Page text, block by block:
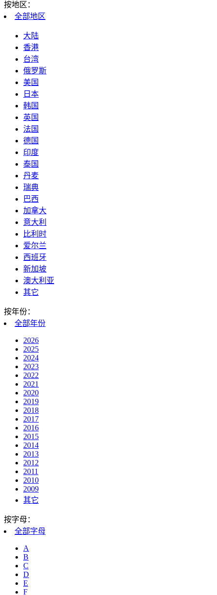
按地区：
全部地区
大陆
香港
台湾
俄罗斯
美国
日本
韩国
英国
法国
德国
印度
泰国
丹麦
瑞典
巴西
加拿大
意大利
比利时
爱尔兰
西班牙
新加坡
澳大利亚
其它
按年份：
全部年份
2026
2025
2024
2023
2022
2021
2020
2019
2018
2017
2016
2015
2014
2013
2012
2011
2010
2009
其它
按字母：
全部字母
A
B
C
D
E
F